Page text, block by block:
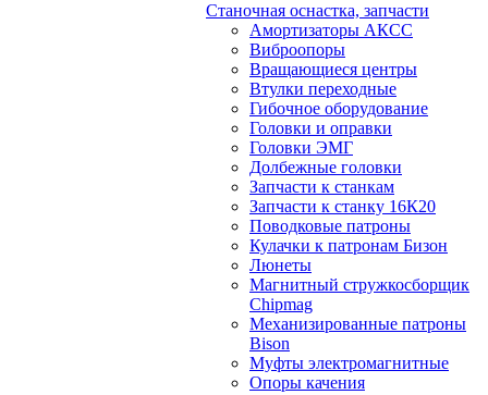
Станочная оснастка, запчасти
Амортизаторы АКСС
Виброопоры
Вращающиеся центры
Втулки переходные
Гибочное оборудование
Головки и оправки
Головки ЭМГ
Долбежные головки
Запчасти к станкам
Запчасти к станку 16К20
Поводковые патроны
Кулачки к патронам Бизон
Люнеты
Магнитный стружкосборщик
Chipmag
Механизированные патроны
Bison
Муфты электромагнитные
Опоры качения